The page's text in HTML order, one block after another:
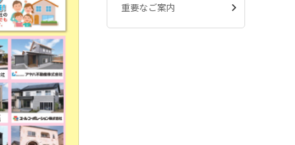
重要なご案内